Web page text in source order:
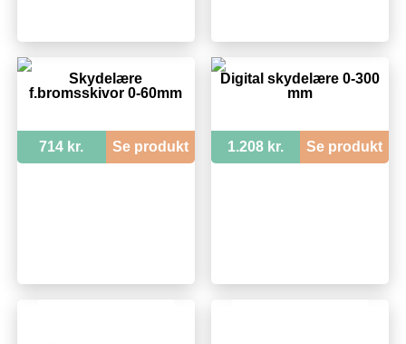
Skydelære
f.bromsskivor 0-60mm
714 kr. Se produkt
Digital skydelære 0-300
mm
1.208 kr. Se produkt